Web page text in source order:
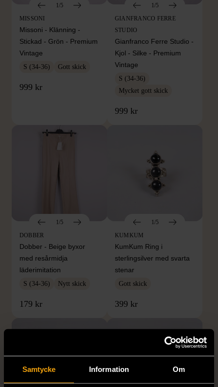
Samtycke Information Om
1/5
MISSONI
Missoni - Klänning -
Stickad - Grön - Premium
Vintage
S (34-36) Gott skick
999 kr
1/5
GIANFRANCO FERRE
STUDIO
Gianfranco Ferre Studio -
Kjol - Silke - Premium
Vintage
S (34-36)
Mycket gott skick
999 kr
1/5
DOBBER
Dobber - Beige byxor
med resårmidja
läderimitation
S (34-36) Nytt skick
179 kr
1/5
KUMKUM
KumKum Ring i
sterlingsilver med svarta
stenar
Gott skick
399 kr